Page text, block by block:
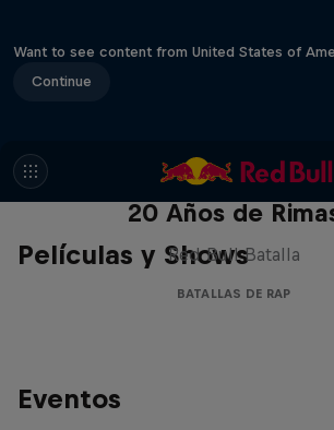
Want to see content from United States of
Continue
Películas y Shows
Red Bull Batalla Nueva
20 Años de
Red Bull Batalla
BATALLAS DE RAP
Eventos